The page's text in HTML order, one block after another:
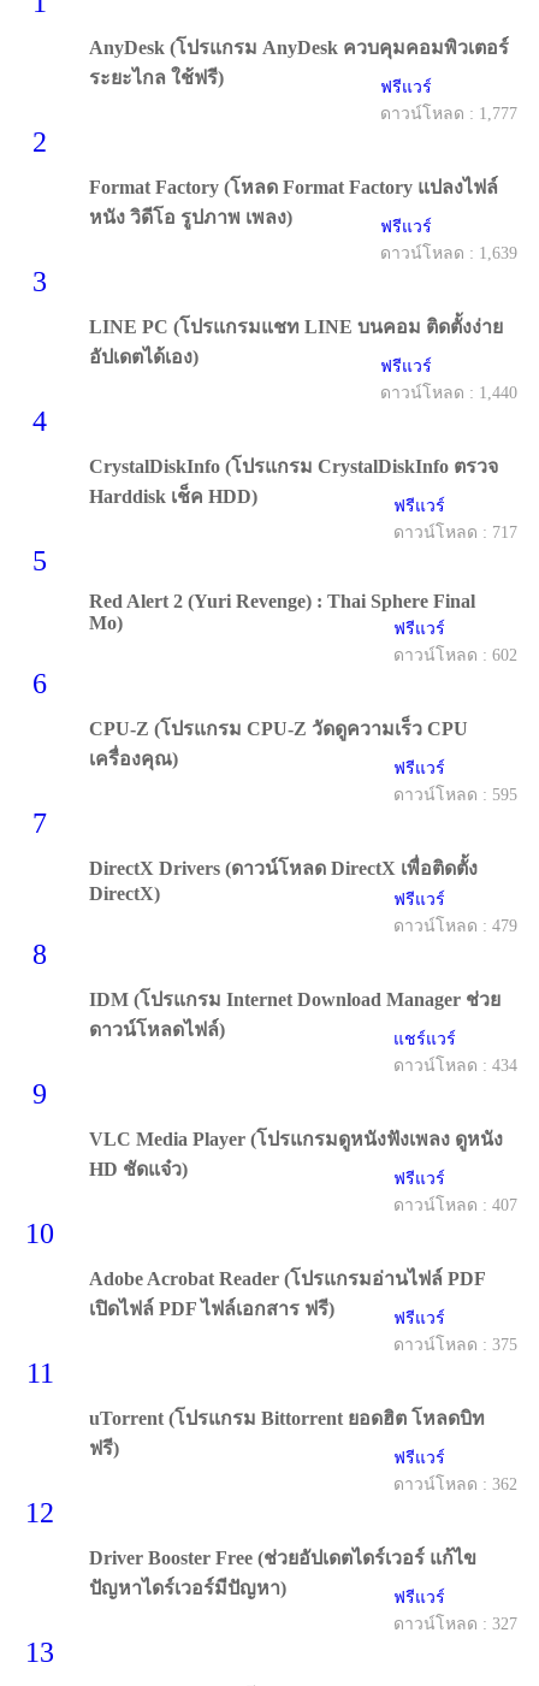
AnyDesk (โปรแกรม AnyDesk ควบคุมคอมพิวเตอร์
ระยะไกล ใช้ฟรี)
ฟรีแวร์
ดาวน์โหลด : 1,777
2
Format Factory (โหลด Format Factory แปลงไฟล์
หนัง วิดีโอ รูปภาพ เพลง)
ฟรีแวร์
ดาวน์โหลด : 1,639
3
LINE PC (โปรแกรมแชท LINE บนคอม ติดตั้งง่าย
อัปเดตได้เอง)
ฟรีแวร์
ดาวน์โหลด : 1,440
4
CrystalDiskInfo (โปรแกรม CrystalDiskInfo ตรวจ
Harddisk เช็ค HDD)
ฟรีแวร์
ดาวน์โหลด : 717
5
Red Alert 2 (Yuri Revenge) : Thai Sphere Final
Mo)
ฟรีแวร์
ดาวน์โหลด : 602
6
CPU-Z (โปรแกรม CPU-Z วัดดูความเร็ว CPU
เครื่องคุณ)
ฟรีแวร์
ดาวน์โหลด : 595
7
DirectX Drivers (ดาวน์โหลด DirectX เพื่อติดตั้ง
DirectX)
ฟรีแวร์
ดาวน์โหลด : 479
8
IDM (โปรแกรม Internet Download Manager ช่วย
ดาวน์โหลดไฟล์)
แชร์แวร์
ดาวน์โหลด : 434
9
VLC Media Player (โปรแกรมดูหนังฟังเพลง ดูหนัง
HD ชัดแจ๋ว)
ฟรีแวร์
ดาวน์โหลด : 407
10
Adobe Acrobat Reader (โปรแกรมอ่านไฟล์ PDF
เปิดไฟล์ PDF ไฟล์เอกสาร ฟรี)
ฟรีแวร์
ดาวน์โหลด : 375
11
uTorrent (โปรแกรม Bittorrent ยอดฮิต โหลดบิท
ฟรี)
ฟรีแวร์
ดาวน์โหลด : 362
12
Driver Booster Free (ช่วยอัปเดตไดร์เวอร์ แก้ไข
ปัญหาไดร์เวอร์มีปัญหา)
ฟรีแวร์
ดาวน์โหลด : 327
13